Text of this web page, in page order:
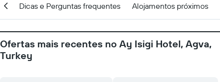
Dicas e Perguntas frequentes Alojamentos próximos
Ofertas mais recentes no Ay Isigi Hotel, Agva,
Turkey